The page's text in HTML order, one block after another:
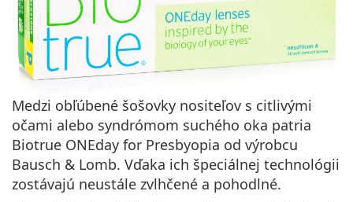
Medzi obľúbené šošovky nositeľov s citlivými
očami alebo syndrómom suchého oka patria
Biotrue ONEday for Presbyopia od výrobcu
Bausch & Lomb. Vďaka ich špeciálnej technológii
zostávajú neustále zvlhčené a pohodlné.